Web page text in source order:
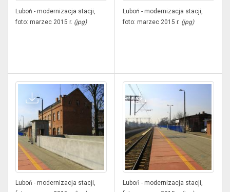
Luboń - modernizacja stacji,
foto: marzec 2015 r. (jpg)
Luboń - modernizacja stacji,
foto: marzec 2015 r. (jpg)
Luboń - modernizacja stacji,
Luboń - modernizacja stacji,